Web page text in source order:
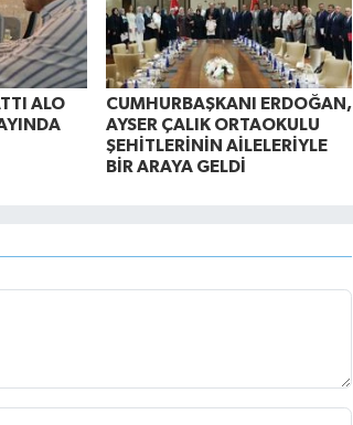
ALO
CUMHURBAŞKANI ERDOĞAN,
AYSER ÇALIK ORTAOKULU
ŞEHİTLERİNİN AİLELERİYLE
BİR ARAYA GELDİ